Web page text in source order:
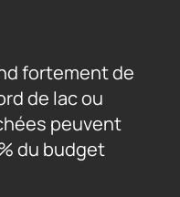
fortement de
de lac ou
peuvent
du budget